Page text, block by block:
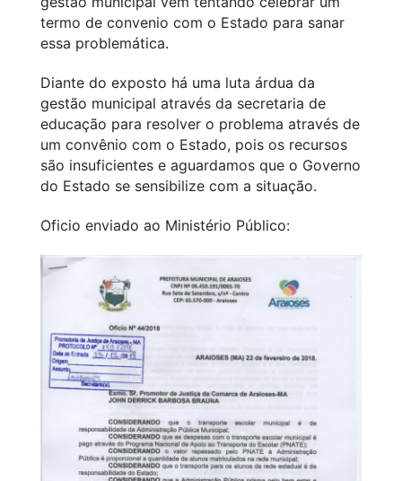
termo de convenio com o Estado para sanar
essa problemática.
Diante do exposto há uma luta árdua da
gestão municipal através da secretaria de
educação para resolver o problema através de
um convênio com o Estado, pois os recursos
são insuficientes e aguardamos que o Governo
do Estado se sensibilize com a situação.
Oficio enviado ao Ministério Público: